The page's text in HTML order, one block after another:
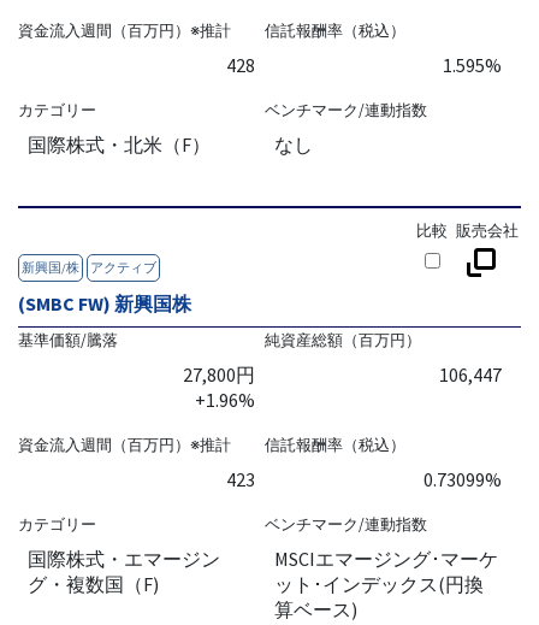
資金流入週間（百万円）※推計
428
信託報酬率（税込）
1.595%
カテゴリー
国際株式・北米（F）
ベンチマーク/連動指数
なし
新興国/株 アクティブ
比較 販売会社
(SMBC FW) 新興国株
基準価額/騰落
27,800円
+1.96%
純資産総額（百万円）
106,447
資金流入週間（百万円）※推計
423
信託報酬率（税込）
0.73099%
カテゴリー
国際株式・エマージン
グ・複数国（F)
ベンチマーク/連動指数
MSCIエマージング･マーケ
ット･インデックス(円換
算ベース)